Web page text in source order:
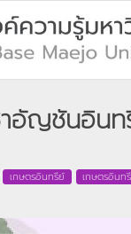
อัญชันอินท
เกษตรอินทรีย์ เกษตรอินท